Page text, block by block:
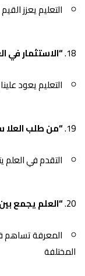
التعليم يعزز
“الاستثمار في
التعليم يعود
“من طلب العلا
التقدم في العلم
“العلم يجمع
المعرفة تساهم
المختلفة